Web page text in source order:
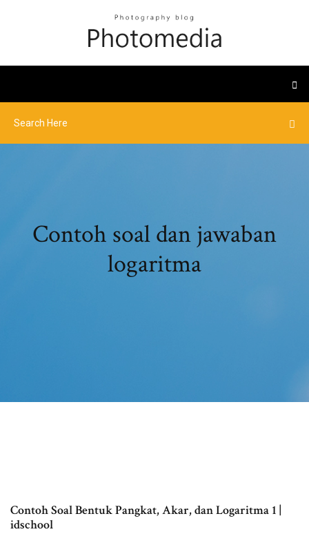
Contoh soal dan jawaban
logaritma
Contoh Soal Bentuk Pangkat, Akar, dan Logaritma 1 |
idschool